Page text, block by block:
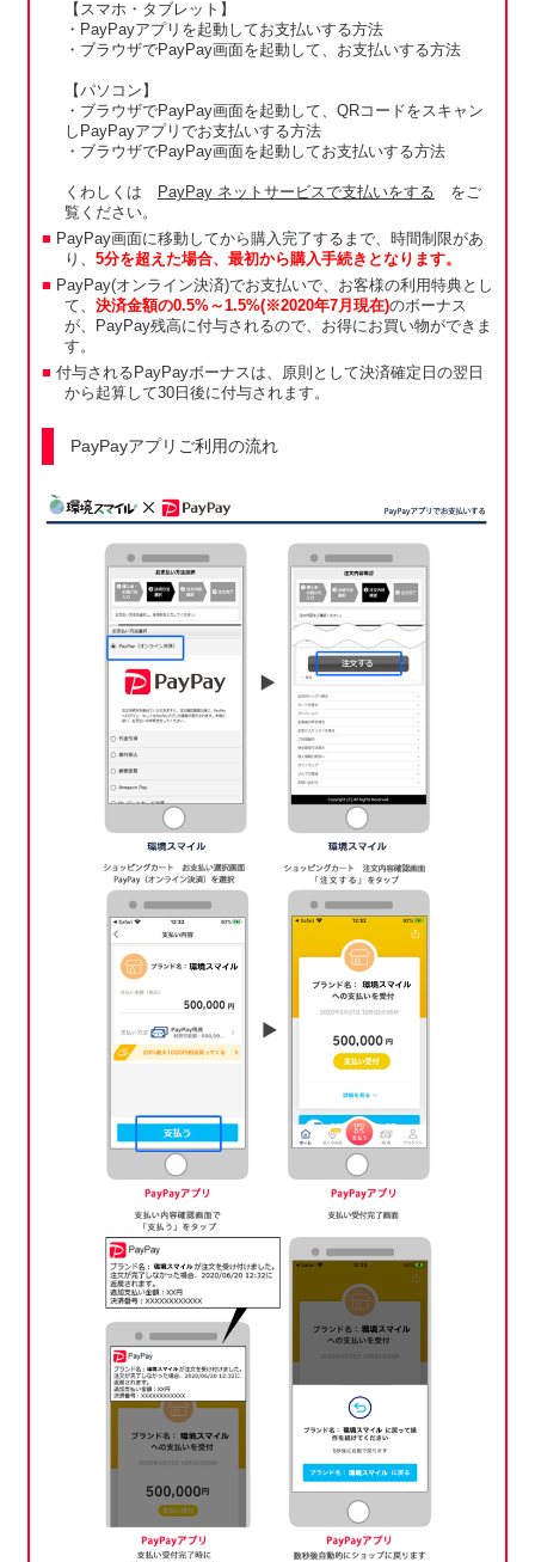
【スマホ・タブレット】
・PayPayアプリを起動してお支払いする方法
・ブラウザでPayPay画面を起動して、お支払いする方法
【パソコン】
・ブラウザでPayPay画面を起動して、QRコードをスキャン
しPayPayアプリでお支払いする方法
・ブラウザでPayPay画面を起動してお支払いする方法
くわしくは PayPay ネットサービスで支払いをする をご
覧ください。
PayPay画面に移動してから購入完了するまで、時間制限があ
り、 5分を超えた場合、最初から購入手続きとなります。
PayPay(オンライン決済)でお支払いで、お客様の利用特典とし
て、 決済金額の0.5%～1.5%(※2020年7月現在)のボーナス
が、PayPay残高に付与されるので、お得にお買い物ができま
す。
付与されるPayPayボーナスは、原則として決済確定日の翌日
から起算して30日後に付与されます。
PayPayアプリご利用の流れ